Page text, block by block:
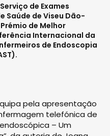
de Exames
Saúde de Viseu Dão-
de Melhor
Internacional da
de Endoscopia
pela apresentação
telefónica de
– Um